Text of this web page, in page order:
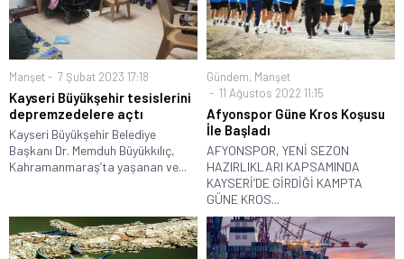
Manşet 7 Şubat 2023 17:18
Kayseri Büyükşehir tesislerini
depremzedelere açtı
Kayseri Büyükşehir Belediye
Başkanı Dr. Memduh Büyükkılıç,
Kahramanmaraş’ta yaşanan ve...
Gündem, Manşet
11 Ağustos 2022 11:15
Afyonspor Güne Kros Koşusu
İle Başladı
AFYONSPOR, YENİ SEZON
HAZIRLIKLARI KAPSAMINDA
KAYSERİ’DE GİRDİĞİ KAMPTA
GÜNE KROS...